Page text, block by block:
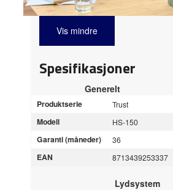
Vis mindre
Spesifikasjoner
Generelt
Produktserie Trust
Modell HS-150
Garanti (måneder) 36
EAN 8713439253337
Lydsystem